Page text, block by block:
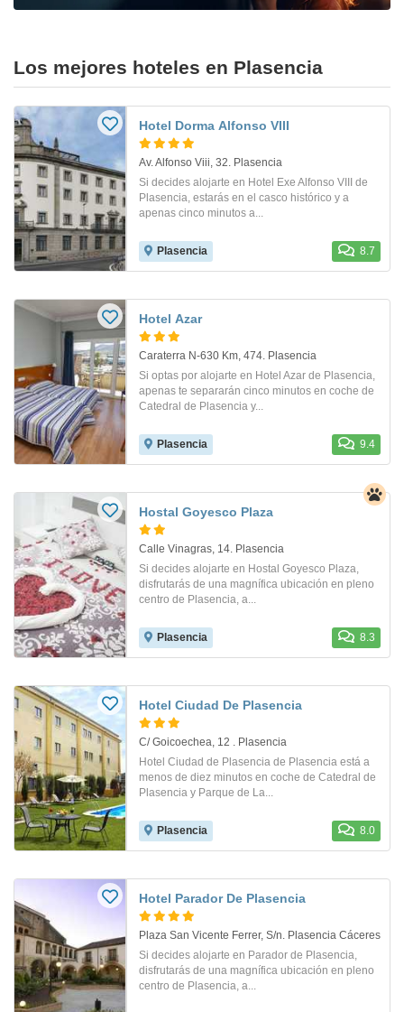
Los mejores hoteles en Plasencia
Hotel Dorma Alfonso VIII
Av. Alfonso Viii, 32. Plasencia
Si decides alojarte en Hotel Exe Alfonso VIII de
Plasencia, estarás en el casco histórico y a
apenas cinco minutos a...
Plasencia 8.7
Hotel Azar
Caraterra N-630 Km, 474. Plasencia
Si optas por alojarte en Hotel Azar de Plasencia,
apenas te separarán cinco minutos en coche de
Catedral de Plasencia y...
Plasencia 9.4
Hostal Goyesco Plaza
Calle Vinagras, 14. Plasencia
Si decides alojarte en Hostal Goyesco Plaza,
disfrutarás de una magnífica ubicación en pleno
centro de Plasencia, a...
Plasencia 8.3
Hotel Ciudad De Plasencia
C/ Goicoechea, 12 . Plasencia
Hotel Ciudad de Plasencia de Plasencia está a
menos de diez minutos en coche de Catedral de
Plasencia y Parque de La...
Plasencia 8.0
Hotel Parador De Plasencia
Plaza San Vicente Ferrer, S/n. Plasencia Cáceres
Si decides alojarte en Parador de Plasencia,
disfrutarás de una magnífica ubicación en pleno
centro de Plasencia, a...